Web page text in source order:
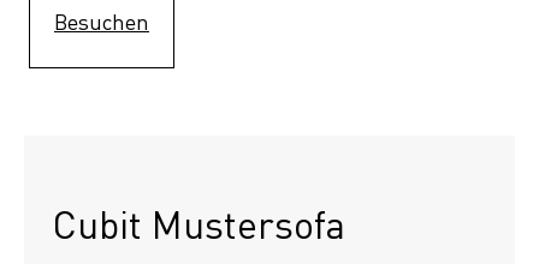
Besuchen
Cubit Mustersofa